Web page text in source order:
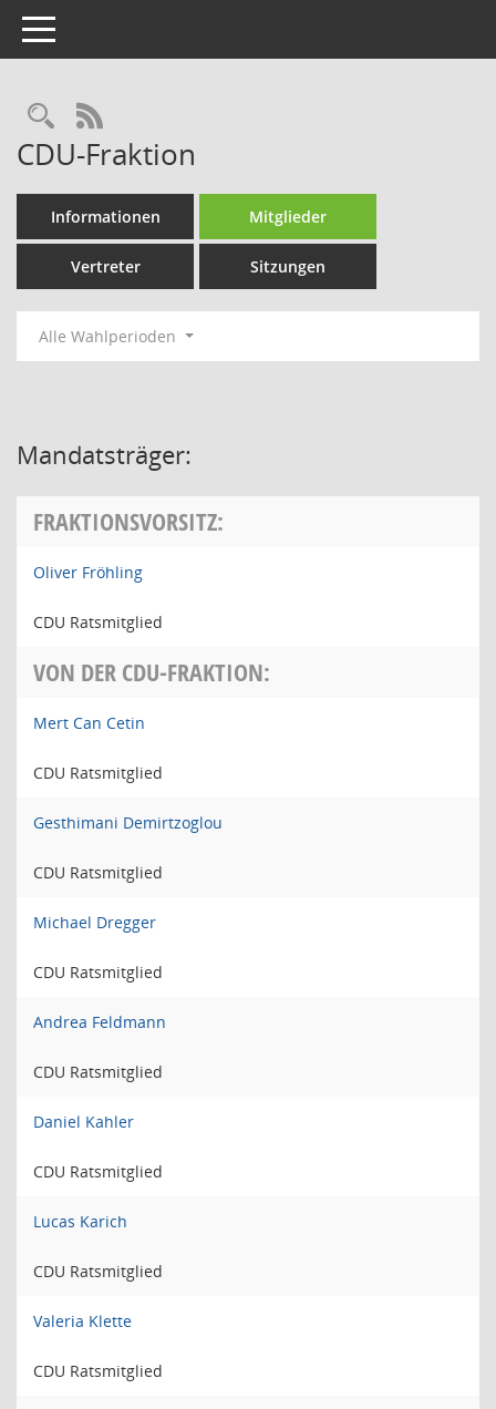
Toggle navigation
Rechercheauswahl
RSS-Feed
CDU-Fraktion
Informationen Mitglieder
Vertreter Sitzungen
Alle Wahlperioden
Mandatsträger:
FRAKTIONSVORSITZ:
Oliver Fröhling
CDU Ratsmitglied
VON DER CDU-FRAKTION:
Mert Can Cetin
CDU Ratsmitglied
Gesthimani Demirtzoglou
CDU Ratsmitglied
Michael Dregger
CDU Ratsmitglied
Andrea Feldmann
CDU Ratsmitglied
Daniel Kahler
CDU Ratsmitglied
Lucas Karich
CDU Ratsmitglied
Valeria Klette
CDU Ratsmitglied